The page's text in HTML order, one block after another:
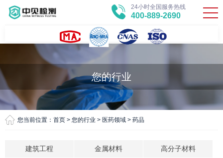
24小时全国服务热线
400-889-2690
您的行业
您当前位置： 首页 > 您的行业 > 医药领域 > 药品
建筑工程 金属材料 高分子材料